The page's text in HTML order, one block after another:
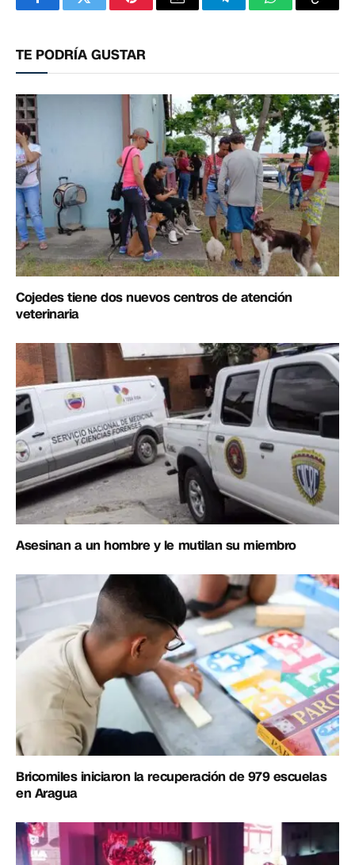
FacebookTwitterPinterestCorreoTelegramWhatsApp
TE PODRÍA GUSTAR
Cojedes tiene dos nuevos centros de atención
veterinaria
Asesinan a un hombre y le mutilan su miembro
Bricomiles iniciaron la recuperación de 979 escuelas
en Aragua